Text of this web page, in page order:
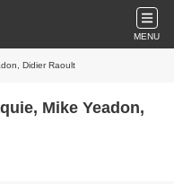
MENU
Didier Raoult
Mike Yeadon,